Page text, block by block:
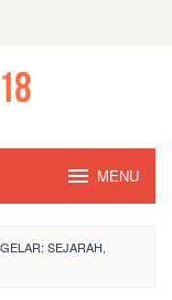
MENU
SEJARAH,